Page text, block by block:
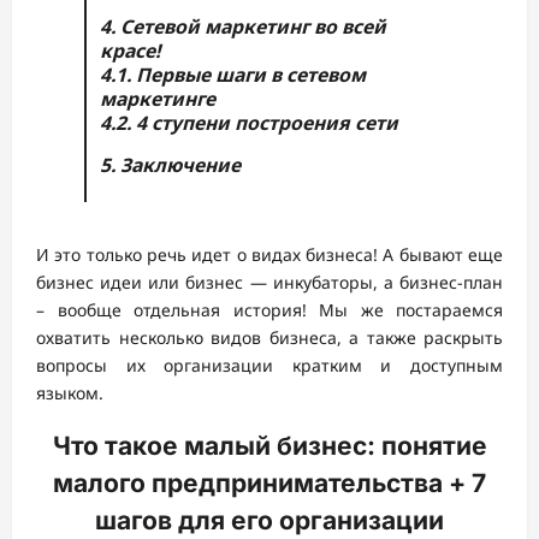
4. Сетевой маркетинг во всей
красе!
4.1. Первые шаги в сетевом
маркетинге
4.2. 4 ступени построения сети
5. Заключение
И это только речь идет о видах бизнеса! А бывают еще
бизнес идеи или бизнес — инкубаторы, а бизнес-план
– вообще отдельная история! Мы же постараемся
охватить несколько видов бизнеса, а также раскрыть
вопросы их организации кратким и доступным
языком.
Что такое малый бизнес: понятие
малого предпринимательства + 7
шагов для его организации